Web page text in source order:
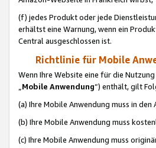
(f) jedes Produkt oder jede
erhältst eine Warnung, wenn ein
Central ausgeschlossen ist.
Richtlinie für Mobile
Wenn Ihre Website eine für die
„Mobile Anwendung“) enthält, gilt
(a) Ihre Mobile Anwendung muss in
(b) Ihre Mobile Anwendung muss
(c) Ihre Mobile Anwendung muss